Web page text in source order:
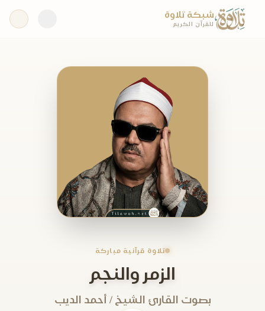
شبكة تلاوة
للقرآن الكريم
تلاوة قرآنية مباركة
الزمر والنجم
بصوت القارئ الشيخ / أحمد الديب